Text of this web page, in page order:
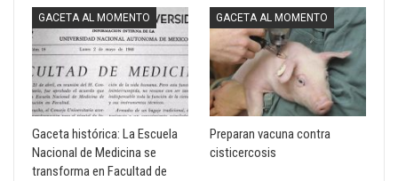
GACETA AL MOMENTO
Gaceta histórica: La Escuela
Nacional de Medicina se
transforma en Facultad de
GACETA AL MOMENTO
Preparan vacuna contra
cisticercosis